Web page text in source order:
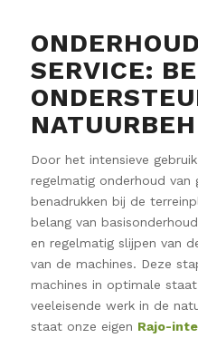
SERVICE:
Door het intensieve
regelmatig onderhoud van
benadrukken bij de
belang van
en regelmatig slijpen van
van de machines. Deze
machines in optimale
veeleisende werk in de
staat onze eigen Rajo-